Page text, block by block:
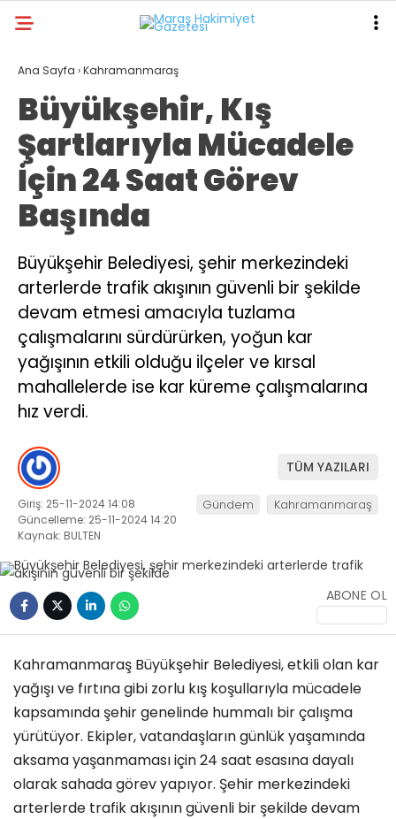
GALERİ VİDEO YAZARLAR
ANA SAYFA
KAHRAMANMARAŞ
GÜNDEM
EKONOMI
POLITIKA
DÜNYA
SPOR
SAĞLIK
Ana Sayfa ›Kahramanmaraş
Büyükşehir, Kış
Şartlarıyla Mücadele
İçin 24 Saat Görev
Başında
Büyükşehir Belediyesi, şehir merkezindeki
arterlerde trafik akışının güvenli bir şekilde
devam etmesi amacıyla tuzlama
çalışmalarını sürdürürken, yoğun kar
yağışının etkili olduğu ilçeler ve kırsal
mahallelerde ise kar küreme çalışmalarına
hız verdi.
TÜM YAZILARI
Giriş: 25-11-2024 14:08
Güncelleme: 25-11-2024 14:20
Kaynak: BULTEN
Gündem Kahramanmaraş
ABONE OL
Kahramanmaraş Büyükşehir Belediyesi, etkili olan kar
yağışı ve fırtına gibi zorlu kış koşullarıyla mücadele
kapsamında şehir genelinde hummalı bir çalışma
yürütüyor. Ekipler, vatandaşların günlük yaşamında
aksama yaşanmaması için 24 saat esasına dayalı
olarak sahada görev yapıyor. Şehir merkezindeki
arterlerde trafik akışının güvenli bir şekilde devam